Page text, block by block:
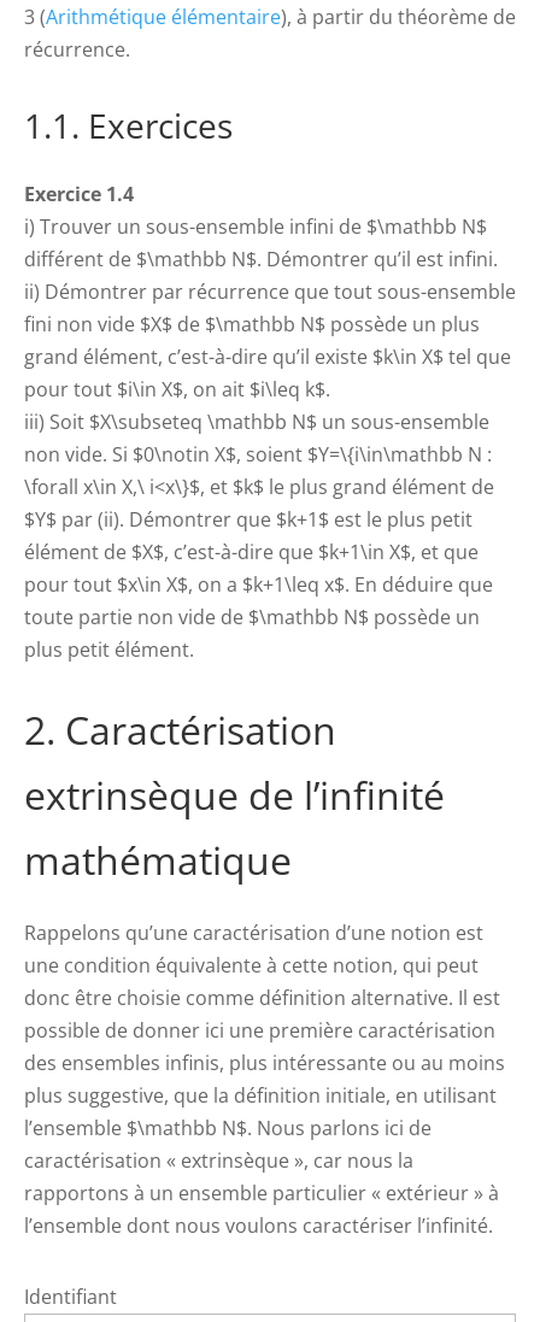
3 (Arithmétique élémentaire), à partir du théorème de
récurrence.
1.1. Exercices
Exercice 1.4
i) Trouver un sous-ensemble infini de $\mathbb N$
différent de $\mathbb N$. Démontrer qu’il est infini.
ii) Démontrer par récurrence que tout sous-ensemble
fini non vide $X$ de $\mathbb N$ possède un plus
grand élément, c’est-à-dire qu’il existe $k\in X$ tel que
pour tout $i\in X$, on ait $i\leq k$.
iii) Soit $X\subseteq \mathbb N$ un sous-ensemble
non vide. Si $0\notin X$, soient $Y=\{i\in\mathbb N :
\forall x\in X,\ i<x\}$, et $k$ le plus grand élément de
$Y$ par (ii). Démontrer que $k+1$ est le plus petit
élément de $X$, c’est-à-dire que $k+1\in X$, et que
pour tout $x\in X$, on a $k+1\leq x$. En déduire que
toute partie non vide de $\mathbb N$ possède un
plus petit élément.
2. Caractérisation
extrinsèque de l’infinité
mathématique
Rappelons qu’une caractérisation d’une notion est
une condition équivalente à cette notion, qui peut
donc être choisie comme définition alternative. Il est
possible de donner ici une première caractérisation
des ensembles infinis, plus intéressante ou au moins
plus suggestive, que la définition initiale, en utilisant
l’ensemble $\mathbb N$. Nous parlons ici de
caractérisation « extrinsèque », car nous la
rapportons à un ensemble particulier « extérieur » à
l’ensemble dont nous voulons caractériser l’infinité.
Identifiant